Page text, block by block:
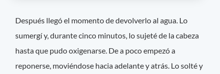
Después llegó el momento de devolverlo al agua. Lo
sumergí y, durante cinco minutos, lo sujeté de la cabeza
hasta que pudo oxigenarse. De a poco empezó a
reponerse, moviéndose hacia adelante y atrás. Lo solté y